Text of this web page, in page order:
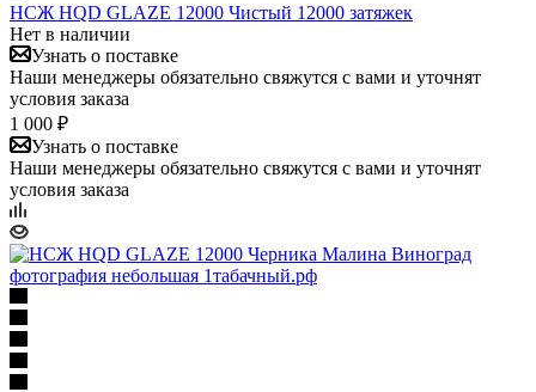
НСЖ HQD GLAZE 12000 Чистый 12000 затяжек
Нет в наличии
Узнать о поставке
Наши менеджеры обязательно свяжутся с вами и уточнят
условия заказа
1 000 ₽
Узнать о поставке
Наши менеджеры обязательно свяжутся с вами и уточнят
условия заказа